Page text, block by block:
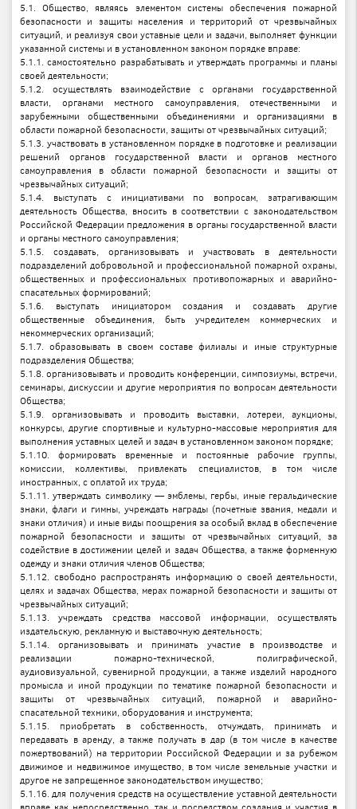
5.1. Общество, являясь элементом системы обеспечения пожарной
безопасности и защиты населения и территорий от чрезвычайных
ситуаций, и реализуя свои уставные цели и задачи, выполняет функции
указанной системы и в установленном законом порядке вправе:
5.1.1. самостоятельно разрабатывать и утверждать программы и планы
своей деятельности;
5.1.2. осуществлять взаимодействие с органами государственной
власти, органами местного самоуправления, отечественными и
зарубежными общественными объединениями и организациями в
области пожарной безопасности, защиты от чрезвычайных ситуаций;
5.1.3. участвовать в установленном порядке в подготовке и реализации
решений органов государственной власти и органов местного
самоуправления в области пожарной безопасности и защиты от
чрезвычайных ситуаций;
5.1.4. выступать с инициативами по вопросам, затрагивающим
деятельность Общества, вносить в соответствии с законодательством
Российской Федерации предложения в органы государственной власти
и органы местного самоуправления;
5.1.5. создавать, организовывать и участвовать в деятельности
подразделений добровольной и профессиональной пожарной охраны,
общественных и профессиональных противопожарных и аварийно-
спасательных формирований;
5.1.6. выступать инициатором создания и создавать другие
общественные объединения, быть учредителем коммерческих и
некоммерческих организаций;
5.1.7. образовывать в своем составе филиалы и иные структурные
подразделения Общества;
5.1.8. организовывать и проводить конференции, симпозиумы, встречи,
семинары, дискуссии и другие мероприятия по вопросам деятельности
Общества;
5.1.9. организовывать и проводить выставки, лотереи, аукционы,
конкурсы, другие спортивные и культурно-массовые мероприятия для
выполнения уставных целей и задач в установленном законом порядке;
5.1.10. формировать временные и постоянные рабочие группы,
комиссии, коллективы, привлекать специалистов, в том числе
иностранных, с оплатой их труда;
5.1.11. утверждать символику — эмблемы, гербы, иные геральдические
знаки, флаги и гимны, учреждать награды (почетные звания, медали и
знаки отличия) и иные виды поощрения за особый вклад в обеспечение
пожарной безопасности и защиты от чрезвычайных ситуаций, за
содействие в достижении целей и задач Общества, а также форменную
одежду и знаки отличия членов Общества;
5.1.12. свободно распространять информацию о своей деятельности,
целях и задачах Общества, мерах пожарной безопасности и защиты от
чрезвычайных ситуаций;
5.1.13. учреждать средства массовой информации, осуществлять
издательскую, рекламную и выставочную деятельность;
5.1.14. организовывать и принимать участие в производстве и
реализации пожарно-технической, полиграфической,
аудиовизуальной, сувенирной продукции, а также изделий народного
промысла и иной продукции по тематике пожарной безопасности и
защиты от чрезвычайных ситуаций, пожарной и аварийно-
спасательной техники, оборудования и инструмента;
5.1.15. приобретать в собственность, отчуждать, принимать и
передавать в аренду, а также получать в дар (в том числе в качестве
пожертвований) на территории Российской Федерации и за рубежом
движимое и недвижимое имущество, в том числе земельные участки и
другое не запрещенное законодательством имущество;
5.1.16. для получения средств на осуществление уставной деятельности